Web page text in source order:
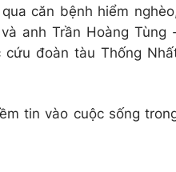
căn bệnh hiểm
anh Trần Hoàng Tùng
đoàn tàu Thống
tin vào cuộc sống